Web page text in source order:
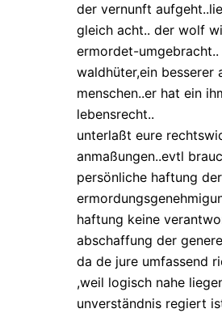
der vernunft
gleich acht.. der wolf
ermordet-
waldhüter,ein besserer
menschen..er hat ein
lebensrecht..
unterlaßt eure
anmaßungen..evtl
persönliche haftung der
haftung keine
abschaffung der
da de jure umfassend
,weil logisch nahe
unverständnis regiert